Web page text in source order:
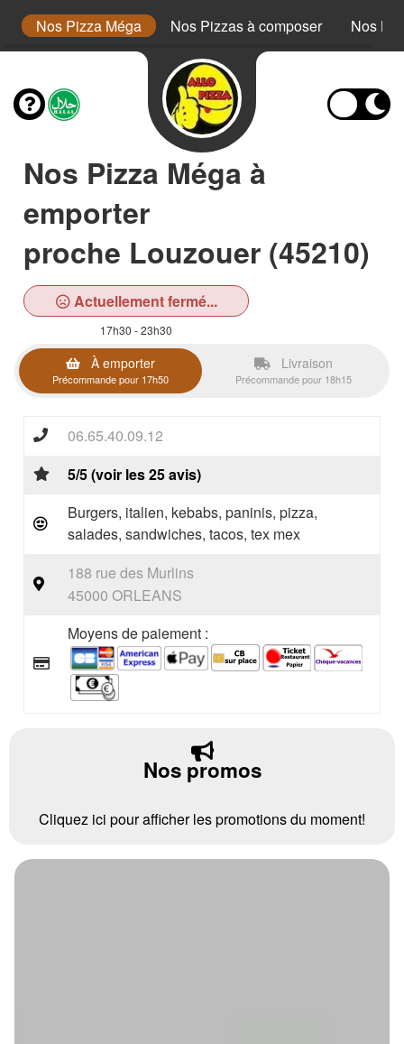
Nos Pizza Méga Nos Pizzas à composer Nos
Nos Pizza Méga à
emporter
proche Louzouer (45210)
Actuellement fermé...
17h30 - 23h30
À emporter
Précommande pour 17h50
Livraison
Précommande pour 18h15
06.65.40.09.12
5/5 (voir les 25 avis)
Burgers, italien, kebabs, paninis, pizza,
salades, sandwiches, tacos, tex mex
188 rue des Murlins
45000 ORLEANS
Moyens de paiement :
Nos promos
Cliquez ici pour afficher les promotions du moment!